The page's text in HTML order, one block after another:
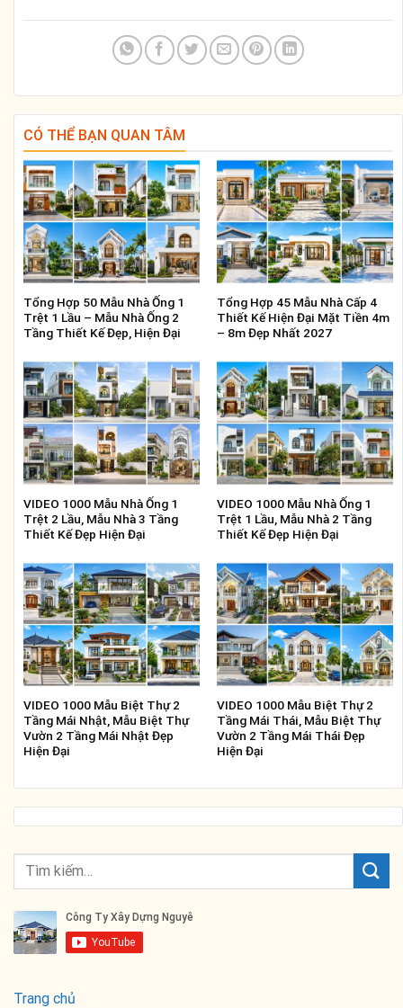
CÓ THỂ BẠN QUAN TÂM
Tổng Hợp 50 Mẫu Nhà Ống 1
Trệt 1 Lầu – Mẫu Nhà Ống 2
Tầng Thiết Kế Đẹp, Hiện Đại
Tổng Hợp 45 Mẫu Nhà Cấp 4
Thiết Kế Hiện Đại Mặt Tiền 4m
– 8m Đẹp Nhất 2027
VIDEO 1000 Mẫu Nhà Ống 1
Trệt 2 Lầu, Mẫu Nhà 3 Tầng
Thiết Kế Đẹp Hiện Đại
VIDEO 1000 Mẫu Nhà Ống 1
Trệt 1 Lầu, Mẫu Nhà 2 Tầng
Thiết Kế Đẹp Hiện Đại
VIDEO 1000 Mẫu Biệt Thự 2
Tầng Mái Nhật, Mẫu Biệt Thự
Vườn 2 Tầng Mái Nhật Đẹp
Hiện Đại
VIDEO 1000 Mẫu Biệt Thự 2
Tầng Mái Thái, Mẫu Biệt Thự
Vườn 2 Tầng Mái Thái Đẹp
Hiện Đại
Trang chủ